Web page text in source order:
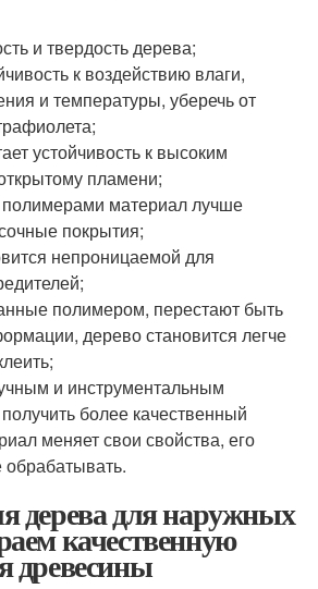
и твердость дерева;
к воздействию влаги,
и температуры, уберечь от
устойчивость к высоким
пламени;
материал лучше
покрытия;
непроницаемой для
полимером, перестают быть
дерево становится легче
и инструментальным
более качественный
меняет свои свойства, его
обрабатывать.
дерева для наружных
качественную
древесины